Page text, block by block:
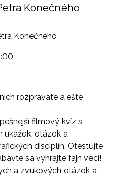
Konečného
Konečného
rozprávate a ešte
filmový kvíz s
otázok a
disciplín. Otestujte
sa vyhrajte fajn veci!
a zvukových otázok a